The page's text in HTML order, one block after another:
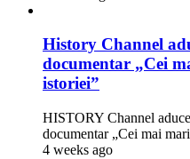
History Channel
documentar „Cei
istoriei”
HISTORY Channel
documentar „Cei mai
4 weeks ago